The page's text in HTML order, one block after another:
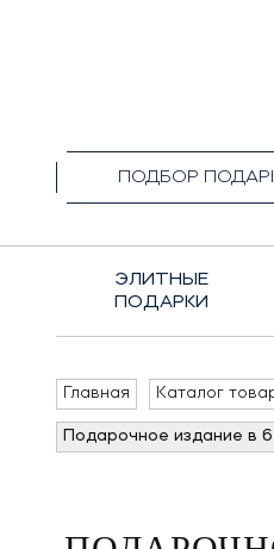
ПОДБОР
ЭЛИТНЫЕ
ПОДАРКИ
Главная Каталог
Подарочное издание в